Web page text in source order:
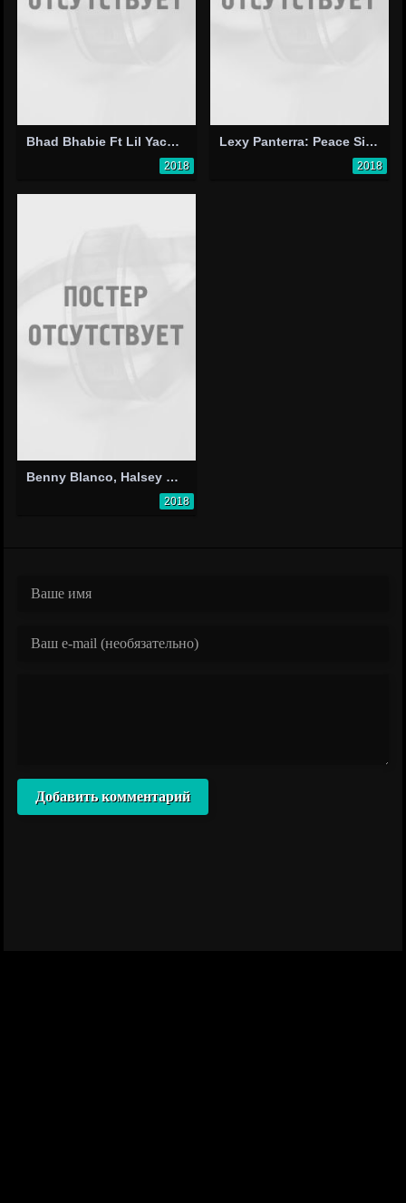
Bhad Bhabie Ft Lil Yachty: Gucci Flip Flops
2018
Lexy Panterra: Peace Sign
2018
Benny Blanco, Halsey & Khalid: Eastside
2018
Добавить комментарий